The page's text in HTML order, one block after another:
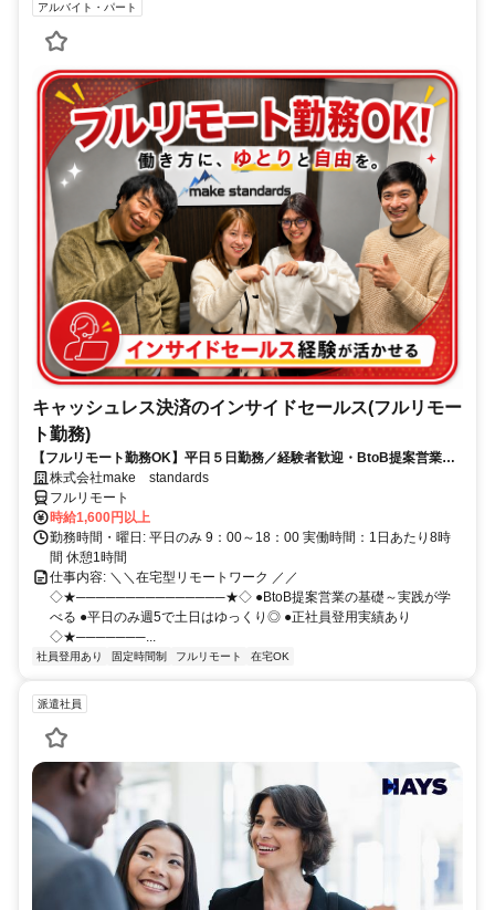
アルバイト・パート
キャッシュレス決済のインサイドセールス(フルリモー
ト勤務)
【フルリモート勤務OK】平日５日勤務／経験者歓迎・BtoB提案営業で
スキルアップ
株式会社make standards
フルリモート
時給1,600円以上
勤務時間・曜日: 平日のみ 9：00～18：00 実働時間：1日あたり8時
間 休憩1時間
仕事内容: ＼＼在宅型リモートワーク ／／
◇★───────────────★◇ ●BtoB提案営業の基礎～実践が学
べる ●平日のみ週5で土日はゆっくり◎ ●正社員登用実績あり
◇★───────...
社員登用あり 固定時間制 フルリモート 在宅OK
派遣社員